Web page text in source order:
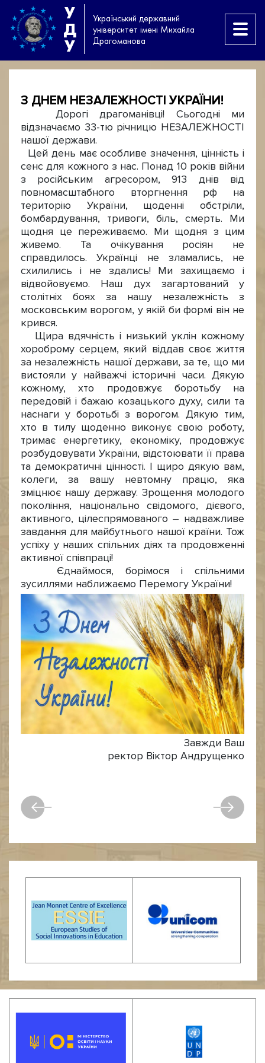
У
Д
У
Український державний
університет імені Михайла
Драгоманова
З ДНЕМ НЕЗАЛЕЖНОСТІ УКРАЇНИ!
Дорогі драгоманівці! Сьогодні ми
відзначаємо 33-тю річницю НЕЗАЛЕЖНОСТІ
нашої держави.
Цей день має особливе значення, цінність і
сенс для кожного з нас. Понад 10 років війни
з російським агресором, 913 днів від
повномасштабного вторгнення рф на
територію України, щоденні обстріли,
бомбардування, тривоги, біль, смерть. Ми
щодня це переживаємо. Ми щодня з цим
живемо. Та очікування росіян не
справдилось. Українці не зламались, не
схилились і не здались! Ми захищаємо і
відвойовуємо. Наш дух загартований у
столітніх боях за нашу незалежність з
московським ворогом, у якій би формі він не
крився.
Щира вдячність і низький уклін кожному
хороброму серцем, який віддав своє життя
за незалежність нашої держави, за те, що ми
вистояли у найважчі історичні часи. Дякую
кожному, хто продовжує боротьбу на
передовій і бажаю козацького духу, сили та
наснаги у боротьбі з ворогом. Дякую тим,
хто в тилу щоденно виконує свою роботу,
тримає енергетику, економіку, продовжує
розбудовувати України, відстоювати її права
та демократичні цінності. І щиро дякую вам,
колеги, за вашу невтомну працю, яка
зміцнює нашу державу. Зрощення молодого
покоління, національно свідомого, дієвого,
активного, цілеспрямованого – надважливе
завдання для майбутнього нашої країни. Тож
успіху у наших спільних діях та продовженні
активної співпраці!
Єднаймося, борімося і спільними
зусиллями наближаємо Перемогу України!
Завжди Ваш
ректор Віктор Андрущенко